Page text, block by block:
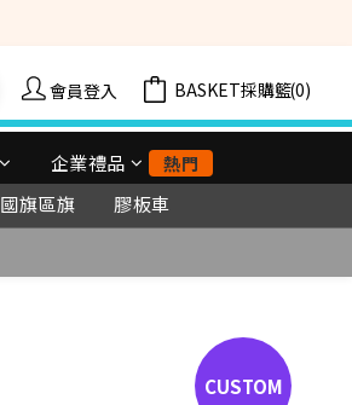
會員登入 購物車(0)
企業禮品 熱門
國旗區旗 膠板車